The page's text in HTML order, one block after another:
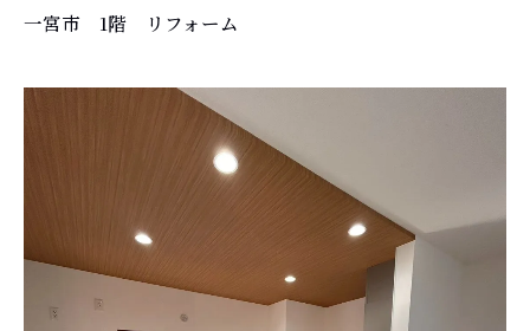
一宮市 1階 リフォーム